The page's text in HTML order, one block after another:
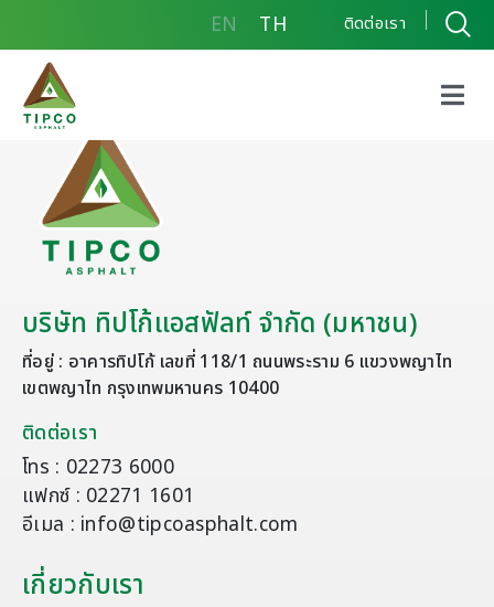
EN TH ติดต่อเรา
บริษัท ทิปโก้แอสฟัลท์ จำกัด (มหาชน)
ที่อยู่ : อาคารทิปโก้ เลขที่ 118/1 ถนนพระราม 6 แขวงพญาไท
เขตพญาไท กรุงเทพมหานคร 10400
ติดต่อเรา
โทร : 02273 6000
แฟกซ์ : 02271 1601
อีเมล : info@tipcoasphalt.com
เกี่ยวกับเรา